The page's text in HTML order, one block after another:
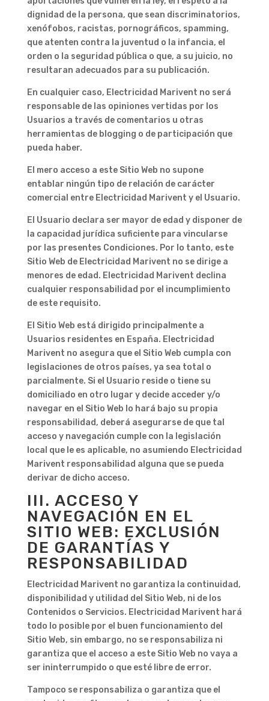
dignidad de la persona, que sean discriminatorios,
xenófobos, racistas, pornográficos, spamming,
que atenten contra la juventud o la infancia, el
orden o la seguridad pública o que, a su juicio, no
resultaran adecuados para su publicación.
En cualquier caso, Electricidad Marivent no será
responsable de las opiniones vertidas por los
Usuarios a través de comentarios u otras
herramientas de blogging o de participación que
pueda haber.
El mero acceso a este Sitio Web no supone
entablar ningún tipo de relación de carácter
comercial entre Electricidad Marivent y el Usuario.
El Usuario declara ser mayor de edad y disponer de
la capacidad jurídica suficiente para vincularse
por las presentes Condiciones. Por lo tanto, este
Sitio Web de Electricidad Marivent no se dirige a
menores de edad. Electricidad Marivent declina
cualquier responsabilidad por el incumplimiento
de este requisito.
El Sitio Web está dirigido principalmente a
Usuarios residentes en España. Electricidad
Marivent no asegura que el Sitio Web cumpla con
legislaciones de otros países, ya sea total o
parcialmente. Si el Usuario reside o tiene su
domiciliado en otro lugar y decide acceder y/o
navegar en el Sitio Web lo hará bajo su propia
responsabilidad, deberá asegurarse de que tal
acceso y navegación cumple con la legislación
local que le es aplicable, no asumiendo Electricidad
Marivent responsabilidad alguna que se pueda
derivar de dicho acceso.
III. ACCESO Y
NAVEGACIÓN EN EL
SITIO WEB: EXCLUSIÓN
DE GARANTÍAS Y
RESPONSABILIDAD
Electricidad Marivent no garantiza la continuidad,
disponibilidad y utilidad del Sitio Web, ni de los
Contenidos o Servicios. Electricidad Marivent hará
todo lo posible por el buen funcionamiento del
Sitio Web, sin embargo, no se responsabiliza ni
garantiza que el acceso a este Sitio Web no vaya a
ser ininterrumpido o que esté libre de error.
Tampoco se responsabiliza o garantiza que el